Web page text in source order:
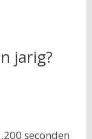
jarig?
seconden